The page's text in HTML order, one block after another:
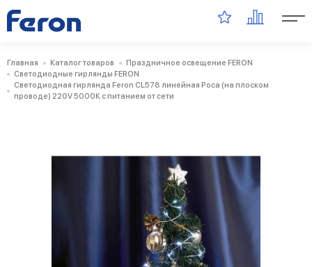
Главная Каталог товаров
Праздничное освещение FERON
Светодиодные гирлянды FERON
Светодиодная гирлянда Feron CL578 линейная Роса (на плоском
проводе) 220V 5000К c питанием от сети